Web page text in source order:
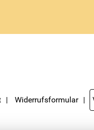
Widerrufsformular